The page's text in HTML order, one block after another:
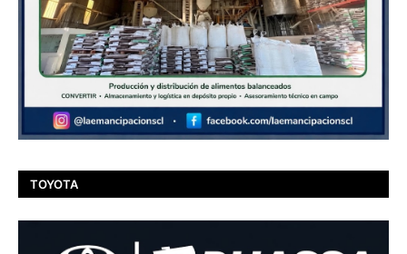
TOYOTA